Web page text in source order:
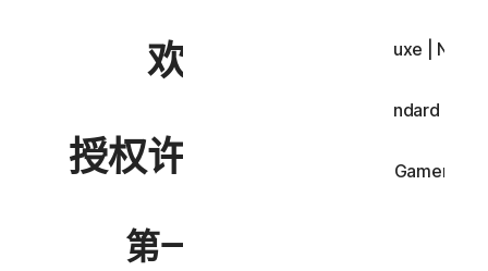
Norton 360 Deluxe |
Norton 360 Standard |
Norton 360 for Gamers |
欢迎使用！
授权许可和服务协议
第一部分 - 引言